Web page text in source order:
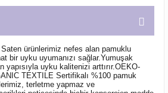
ürünlerimiz nefes alan pamuklu
bir uyku uyumanızı sağlar.Yumuşak
uyku kalitenizi arttırır.OEKO-
TEXTILE Sertifikalı %100 pamuk
terletme yapmaz ve